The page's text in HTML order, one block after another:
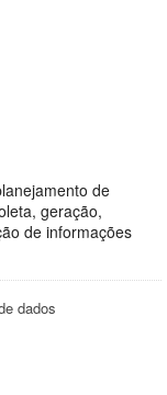
de
geração,
de informações
dados